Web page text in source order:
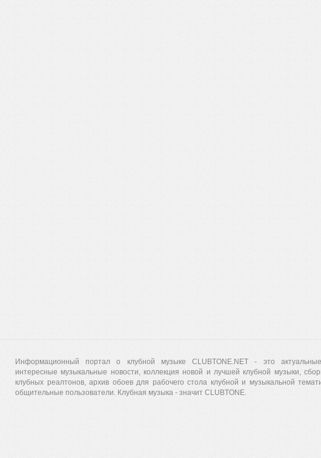
Информационный портал о клубной музыке CLUBTONE.NET - это
интересные музыкальные новости, коллекция новой и лучшей клубной музыки,
клубных реалтонов, архив обоев для рабочего стола клубной и музыкальной
общительные пользователи. Клубная музыка - значит CLUBTONE.